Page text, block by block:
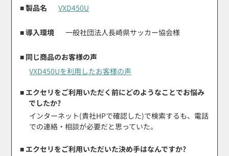
■ 製品名 VXD450U
■ 導入環境 一般社団法人長崎県サッカー協会様
■ 同じ商品のお客様の声
VXD450Uを利用したお客様の声
■ エクセリをご利用いただく前にどのようなことでお悩み
でしたか?
インターネット(貴社HPで確認した)で検索するも、電話
での連絡・相談が必要だと思っていた。
■ エクセリをご利用いただいた決め手はなんですか?